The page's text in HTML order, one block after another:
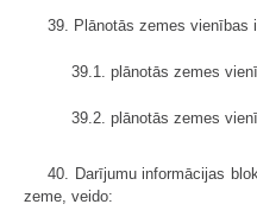
39. Plānotās zemes vienības
39.1. plānotās zemes
39.2. plānotās zemes
40. Darījumu informācijas
zeme, veido: